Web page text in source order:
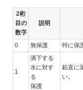
2桁
目の
数字
説明
0
無保護 特に保
1
滴下する
水に対す
る
保護
鉛直に
い。